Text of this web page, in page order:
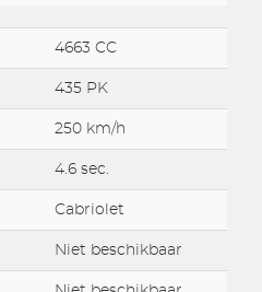
4663 CC
435 PK
250 km/h
4.6 sec.
Cabriolet
Niet beschikbaar